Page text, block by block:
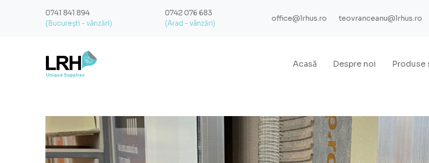
0741 841 894
(București - vânzări)
0742 076 683
(Arad - vânzări)
office@lrhus.ro teovranceanu@lrhus.ro
Acasă Despre noi Produse